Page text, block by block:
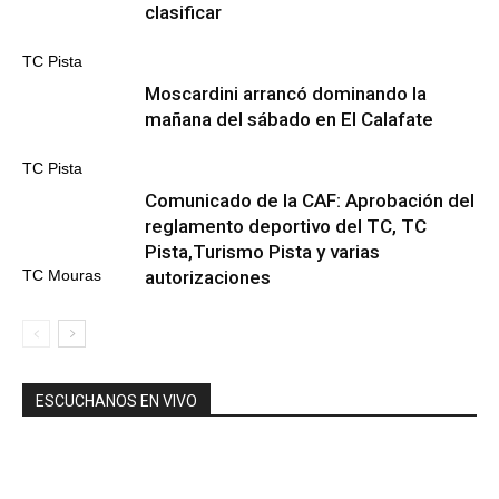
TC Pista
clasificar
TC Pista
Moscardini arrancó dominando la
mañana del sábado en El Calafate
TC Mouras
Comunicado de la CAF: Aprobación del
reglamento deportivo del TC, TC
Pista,Turismo Pista y varias
autorizaciones
ESCUCHANOS EN VIVO